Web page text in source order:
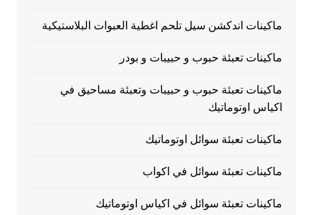
ماكينات اندكشن سيل تلحم اغطية العبوات البلاستيكية
ماكينات تعبئة حبوب و حبيبات و بودر
ماكينات تعبئة حبوب و حبيبات وتعبئة مساحيق في
اكياس اوتوماتيك
ماكينات تعبئة سوائل اوتوماتيك
ماكينات تعبئة سوائل في اكواب
ماكينات تعبئة سوائل في اكياس اوتوماتيك